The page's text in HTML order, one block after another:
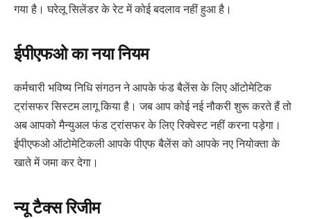
गया है। घरेलू सिलेंडर के रेट में कोई बदलाव नहीं हुआ है।
ईपीएफओ का नया नियम
कर्मचारी भविष्य निधि संगठन ने आपके फंड बैलेंस के लिए ऑटोमेटिक
ट्रांसफर सिस्टम लागू किया है। जब आप कोई नई नौकरी शुरू करते हैं तो
अब आपको मैन्युअल फंड ट्रांसफर के लिए रिक्वेस्ट नहीं करना पड़ेगा।
ईपीएफओ ऑटोमेटिकली आपके पीएफ बैलेंस को आपके नए नियोक्ता के
खाते में जमा कर देगा।
न्यू टैक्स रिजीम